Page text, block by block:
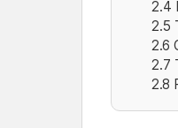
2.4
2.5
2.6
2.7
2.8